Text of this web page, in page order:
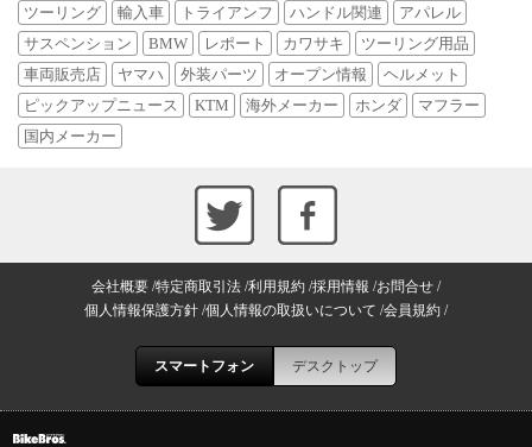
ツーリング
輸入車 トライアンフ ハンドル関連
アパレル
サスペンション
BMW レポート カワサキ
ツーリング用品
車両販売店
ヤマハ 外装パーツ オープン情報
ヘルメット
ピックアップニュース
KTM 海外メーカー ホンダ
マフラー
国内メーカー
会社概要 特定商取引法 利用規約 採用情報 お問合せ
個人情報保護方針 個人情報の取扱いについて 会員規約
スマートフォン デスクトップ